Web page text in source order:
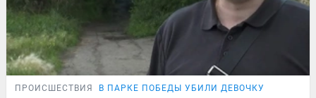
ПРОИСШЕСТВИЯ В ПАРКЕ ПОБЕДЫ УБИЛИ ДЕВОЧКУ